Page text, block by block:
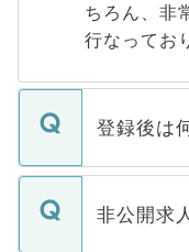
ちろん、非
行なってお
登録後は
ご登録いた
登録内容を
非公開求